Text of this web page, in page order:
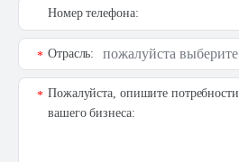
Номер телефона:
Отрасль:
*
Пожалуйста, опишите потребности
вашего бизнеса:
*